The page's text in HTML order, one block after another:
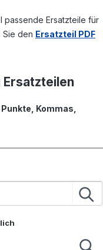
passende Ersatzteile für
Sie den Ersatzteil PDF
Ersatzteilen
Kommas,